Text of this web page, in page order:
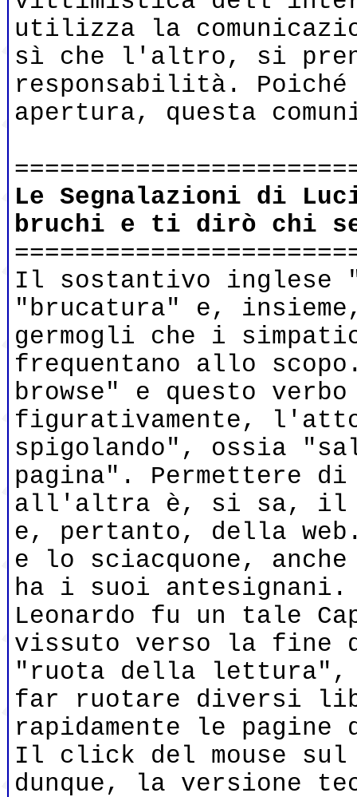
utilizza la
sì che l'altro, si
responsabilità.
apertura, questa
Le Segnalazioni di
bruchi e ti dirò chi
Il sostantivo inglese
"brucatura" e,
germogli che i
frequentano allo
browse" e questo
figurativamente,
spigolando", ossia
pagina". Permettere
all'altra è, si sa, il
e, pertanto, della
e lo sciacquone,
ha i suoi
Leonardo fu un tale
vissuto verso la fine
"ruota della lettura",
far ruotare diversi
rapidamente le
Il click del mouse
dunque, la versione